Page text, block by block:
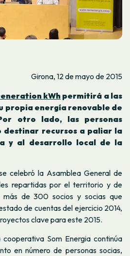
Girona, 12 de mayo de 2015
kWh permitirá a las
propia energía renovable de
otro lado, las personas
destinar recursos a paliar la
y al desarrollo local de la
celebró la Asamblea General de
repartidas por el territorio y de
más de 300 socios y socias que
de cuentas del ejercicio 2014,
clave para este 2015.
Som Energia continúa
en número de personas socias,